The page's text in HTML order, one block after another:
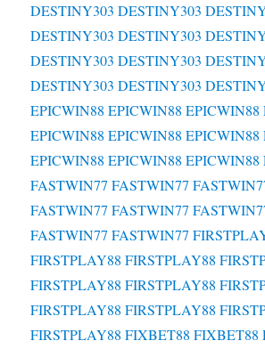
DESTINY303 DESTINY303
DESTINY303 DESTINY303
DESTINY303 DESTINY303
DESTINY303 DESTINY303
EPICWIN88 EPICWIN88 EPICWIN88
EPICWIN88 EPICWIN88 EPICWIN88
EPICWIN88 EPICWIN88 EPICWIN88
FASTWIN77 FASTWIN77
FASTWIN77 FASTWIN77
FASTWIN77 FASTWIN77
FIRSTPLAY88 FIRSTPLAY88
FIRSTPLAY88 FIRSTPLAY88
FIRSTPLAY88 FIRSTPLAY88
FIRSTPLAY88 FIXBET88 FIXBET88